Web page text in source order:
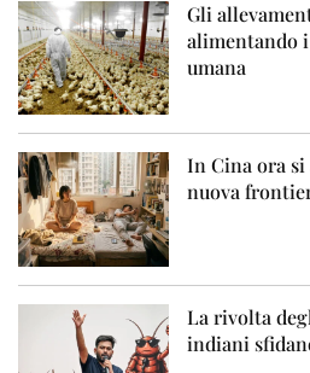
Gli
alimentando
umana
In Cina ora
nuova
La rivolta
indiani